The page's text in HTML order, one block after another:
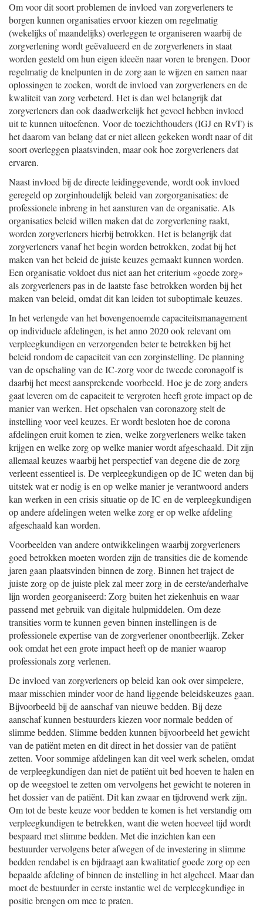
Om voor dit soort problemen de invloed van zorgverleners te
borgen kunnen organisaties ervoor kiezen om regelmatig
(wekelijks of maandelijks) overleggen te organiseren waarbij de
zorgverlening wordt geëvalueerd en de zorgverleners in staat
worden gesteld om hun eigen ideeën naar voren te brengen. Door
regelmatig de knelpunten in de zorg aan te wijzen en samen naar
oplossingen te zoeken, wordt de invloed van zorgverleners en de
kwaliteit van zorg verbeterd. Het is dan wel belangrijk dat
zorgverleners dan ook daadwerkelijk het gevoel hebben invloed
uit te kunnen uitoefenen. Voor de toezichthouders (IGJ en RvT) is
het daarom van belang dat er niet alleen gekeken wordt naar of dit
soort overleggen plaatsvinden, maar ook hoe zorgverleners dat
ervaren.
Naast invloed bij de directe leidinggevende, wordt ook invloed
geregeld op zorginhoudelijk beleid van zorgorganisaties: de
professionele inbreng in het aansturen van de organisatie. Als
organisaties beleid willen maken dat de zorgverlening raakt,
worden zorgverleners hierbij betrokken. Het is belangrijk dat
zorgverleners vanaf het begin worden betrokken, zodat bij het
maken van het beleid de juiste keuzes gemaakt kunnen worden.
Een organisatie voldoet dus niet aan het criterium «goede zorg»
als zorgverleners pas in de laatste fase betrokken worden bij het
maken van beleid, omdat dit kan leiden tot suboptimale keuzes.
In het verlengde van het bovengenoemde capaciteitsmanagement
op individuele afdelingen, is het anno 2020 ook relevant om
verpleegkundigen en verzorgenden beter te betrekken bij het
beleid rondom de capaciteit van een zorginstelling. De planning
van de opschaling van de IC-zorg voor de tweede coronagolf is
daarbij het meest aansprekende voorbeeld. Hoe je de zorg anders
gaat leveren om de capaciteit te vergroten heeft grote impact op de
manier van werken. Het opschalen van coronazorg stelt de
instelling voor veel keuzes. Er wordt besloten hoe de corona
afdelingen eruit komen te zien, welke zorgverleners welke taken
krijgen en welke zorg op welke manier wordt afgeschaald. Dit zijn
allemaal keuzes waarbij het perspectief van degene die de zorg
verleent essentieel is. De verpleegkundigen op de IC weten dan bij
uitstek wat er nodig is en op welke manier je verantwoord anders
kan werken in een crisis situatie op de IC en de verpleegkundigen
op andere afdelingen weten welke zorg er op welke afdeling
afgeschaald kan worden.
Voorbeelden van andere ontwikkelingen waarbij zorgverleners
goed betrokken moeten worden zijn de transities die de komende
jaren gaan plaatsvinden binnen de zorg. Binnen het traject de
juiste zorg op de juiste plek zal meer zorg in de eerste/anderhalve
lijn worden georganiseerd: Zorg buiten het ziekenhuis en waar
passend met gebruik van digitale hulpmiddelen. Om deze
transities vorm te kunnen geven binnen instellingen is de
professionele expertise van de zorgverlener onontbeerlijk. Zeker
ook omdat het een grote impact heeft op de manier waarop
professionals zorg verlenen.
De invloed van zorgverleners op beleid kan ook over simpelere,
maar misschien minder voor de hand liggende beleidskeuzes gaan.
Bijvoorbeeld bij de aanschaf van nieuwe bedden. Bij deze
aanschaf kunnen bestuurders kiezen voor normale bedden of
slimme bedden. Slimme bedden kunnen bijvoorbeeld het gewicht
van de patiënt meten en dit direct in het dossier van de patiënt
zetten. Voor sommige afdelingen kan dit veel werk schelen, omdat
de verpleegkundigen dan niet de patiënt uit bed hoeven te halen en
op de weegstoel te zetten om vervolgens het gewicht te noteren in
het dossier van de patiënt. Dit kan zwaar en tijdrovend werk zijn.
Om tot de beste keuze voor bedden te komen is het verstandig om
verpleegkundigen te betrekken, want die weten hoeveel tijd wordt
bespaard met slimme bedden. Met die inzichten kan een
bestuurder vervolgens beter afwegen of de investering in slimme
bedden rendabel is en bijdraagt aan kwalitatief goede zorg op een
bepaalde afdeling of binnen de instelling in het algeheel. Maar dan
moet de bestuurder in eerste instantie wel de verpleegkundige in
positie brengen om mee te praten.